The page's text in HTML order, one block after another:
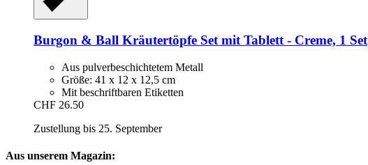
Burgon & Ball Kräutertöpfe Set mit Tablett -​ Creme, 1 Set
Aus pulverbeschichtetem Metall
Größe: 41 x 12 x 12,5 cm
Mit beschriftbaren Etiketten
CHF 26.50
Zustellung bis 25. September
Aus unserem Magazin: